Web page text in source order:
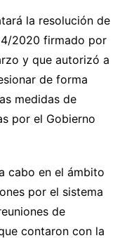
la resolución de
2020 firmado por
y que autorizó a
de forma
medidas de
por el Gobierno
cabo en el ámbito
por el sistema
de
contaron con la